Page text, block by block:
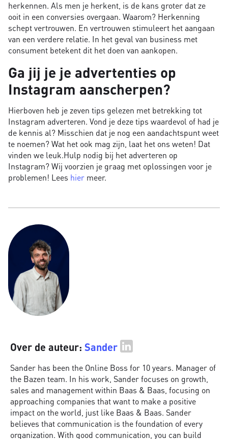
herkennen. Als men je herkent, is de kans groter dat ze
ooit in een conversies overgaan. Waarom? Herkenning
schept vertrouwen. En vertrouwen stimuleert het aangaan
van een verdere relatie. In het geval van business met
consument betekent dit het doen van aankopen.
Ga jij je je advertenties op
Instagram aanscherpen?
Hierboven heb je zeven tips gelezen met betrekking tot
Instagram adverteren. Vond je deze tips waardevol of had je
de kennis al? Misschien dat je nog een aandachtspunt weet
te noemen? Wat het ook mag zijn, laat het ons weten! Dat
vinden we leuk.Hulp nodig bij het adverteren op
Instagram? Wij voorzien je graag met oplossingen voor je
problemen! Lees hier meer.
Over de auteur: Sander
Sander has been the Online Boss for 10 years. Manager of
the Bazen team. In his work, Sander focuses on growth,
sales and management within Baas & Baas, focusing on
approaching companies that want to make a positive
impact on the world, just like Baas & Baas. Sander
believes that communication is the foundation of every
organization. With good communication, you can build